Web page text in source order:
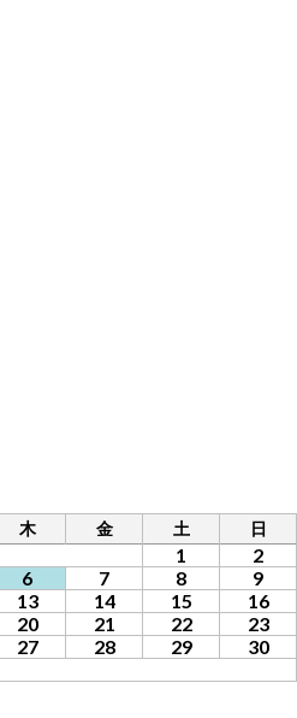
木 金 土 日
1
2
6 7 8
9
13 14 15
16
20 21 22
23
27 28 29
30